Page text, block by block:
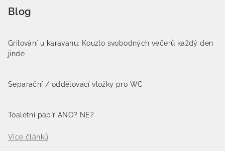
Blog
Grilování u karavanu: Kouzlo svobodných večerů každý den
jinde
Separační / oddělovací vložky pro WC
Toaletní papír ANO? NE?
Více článků